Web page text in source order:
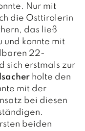
Nur mit
die Osttirolerin
das ließ
und konnte mit
22-
sich erstmals zur
holte den
mit der
bei diesen
beiden